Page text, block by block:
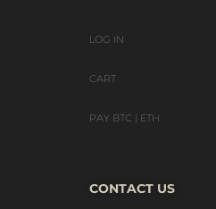
LOG IN
CART
PAY BTC | ETH
CONTACT US